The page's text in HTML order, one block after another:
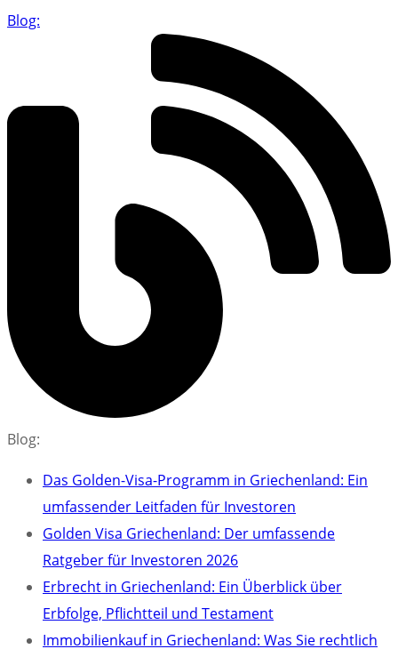
Blog:
Blog:
Das Golden-Visa-Programm in Griechenland: Ein
umfassender Leitfaden für Investoren
Golden Visa Griechenland: Der umfassende
Ratgeber für Investoren 2026
Erbrecht in Griechenland: Ein Überblick über
Erbfolge, Pflichtteil und Testament
Immobilienkauf in Griechenland: Was Sie rechtlich